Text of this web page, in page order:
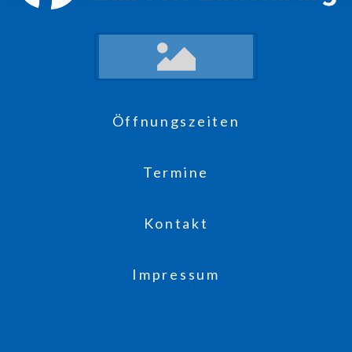
Öffnungszeiten
Termine
Kontakt
Impressum